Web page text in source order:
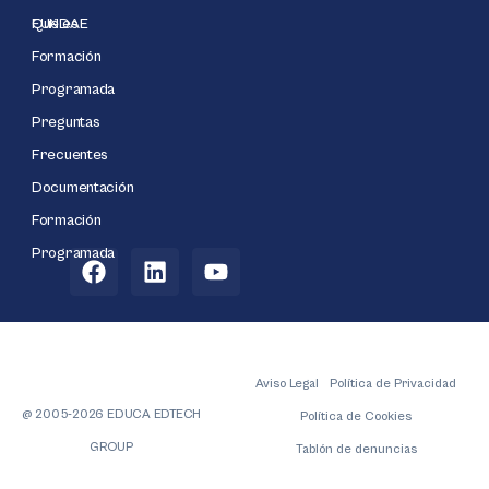
Qué es
Formación
Programada
Preguntas
Frecuentes
Documentación
Formación
Programada
FUNDAE
@ 2005-2026 EDUCA EDTECH
GROUP
Aviso Legal Política de Privacidad
Política de Cookies
Tablón de denuncias